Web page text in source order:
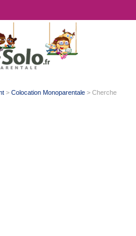
> Colocation Monoparentale> Cherche